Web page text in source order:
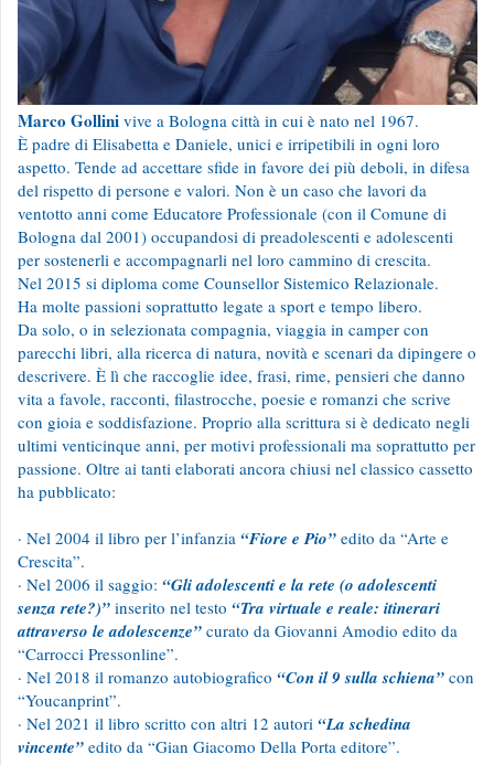
Marco Gollini vive a Bologna città in cui è nato nel 1967.
È padre di Elisabetta e Daniele, unici e irripetibili in ogni loro
aspetto. Tende ad accettare sfide in favore dei più deboli, in difesa
del rispetto di persone e valori. Non è un caso che lavori da
ventotto anni come Educatore Professionale (con il Comune di
Bologna dal 2001) occupandosi di preadolescenti e adolescenti
per sostenerli e accompagnarli nel loro cammino di crescita.
Nel 2015 si diploma come Counsellor Sistemico Relazionale.
Ha molte passioni soprattutto legate a sport e tempo libero.
Da solo, o in selezionata compagnia, viaggia in camper con
parecchi libri, alla ricerca di natura, novità e scenari da dipingere o
descrivere. È lì che raccoglie idee, frasi, rime, pensieri che danno
vita a favole, racconti, filastrocche, poesie e romanzi che scrive
con gioia e soddisfazione. Proprio alla scrittura si è dedicato negli
ultimi venticinque anni, per motivi professionali ma soprattutto per
passione. Oltre ai tanti elaborati ancora chiusi nel classico cassetto
ha pubblicato:
· Nel 2004 il libro per l’infanzia “Fiore e Pio” edito da “Arte e
Crescita”.
· Nel 2006 il saggio: “Gli adolescenti e la rete (o adolescenti
senza rete?)” inserito nel testo “Tra virtuale e reale: itinerari
attraverso le adolescenze” curato da Giovanni Amodio edito da
“Carrocci Pressonline”.
· Nel 2018 il romanzo autobiografico “Con il 9 sulla schiena” con
“Youcanprint”.
· Nel 2021 il libro scritto con altri 12 autori “La schedina
vincente” edito da “Gian Giacomo Della Porta editore”.